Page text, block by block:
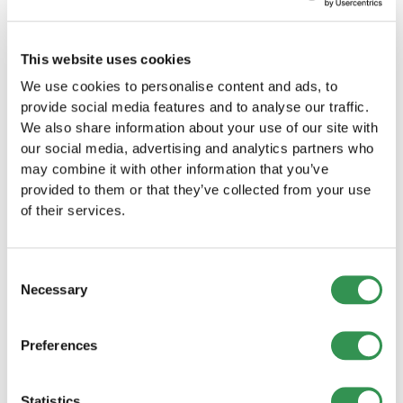
This website uses cookies
We use cookies to personalise content and ads, to
provide social media features and to analyse our traffic.
We also share information about your use of our site with
our social media, advertising and analytics partners who
may combine it with other information that you’ve
provided to them or that they’ve collected from your use
of their services.
Selection
Necessary
Preferences
genauen Kosten können je nach Kanton,
variieren.
Sie suchen nach einer anderen Rechtsform
Einzelfirma im Kanton Bern gründen
Gründen Sie Ihre Einzelfirma im Kanton Bern und
starten Sie Ihr eigenes Unternehmen in dieser
wundervollen Region.
Einzelfirma gründen
Starten Sie Ihr Unternehmen als GmbH im Kanton
Bern und profitieren Sie von den zahlreichen
Vorteilen dieser Rechtsform.